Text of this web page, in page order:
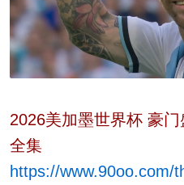
2026美加墨世界杯 豪
全集
https://www.90oo.com/